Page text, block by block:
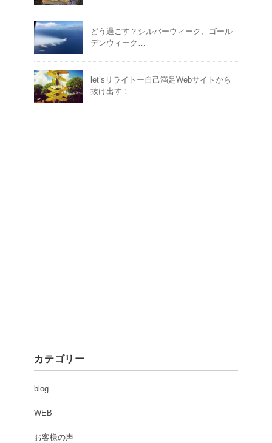
どう過ごす？シルバーウィーク、ゴール
デンウィーク…
let’sリライトー自己満足Webサイトから
抜け出す！
カテゴリー
blog
WEB
お客様の声